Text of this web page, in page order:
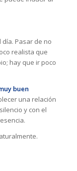
Pasar de no
realista que
hay que ir poco
buen
una relación
y con el